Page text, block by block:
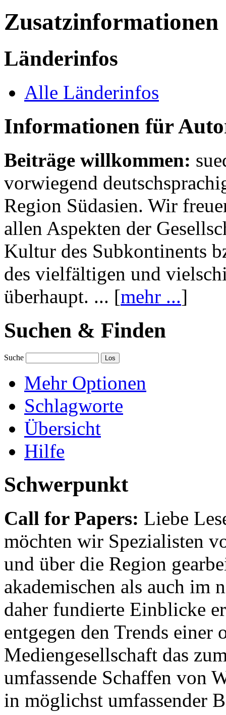
Zusatzinformationen
Länderinfos
Alle Länderinfos
Informationen für
Beiträge willkommen:
vorwiegend
Region Südasien. Wir
allen Aspekten der
Kultur des Subkontinents
des vielfältigen und
überhaupt. ... [mehr ...]
Suchen & Finden
Suche
Mehr Optionen
Schlagworte
Übersicht
Hilfe
Schwerpunkt
Call for Papers: Liebe
möchten wir Spezialisten
und über die Region
akademischen als auch im
daher fundierte Einblicke
entgegen den Trends einer
Mediengesellschaft das
umfassende Schaffen von
in möglichst umfassender